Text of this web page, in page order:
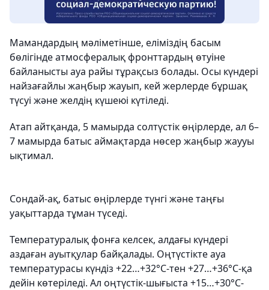
Мамандардың мәліметінше, еліміздің басым
бөлігінде атмосфералық фронттардың өтуіне
байланысты ауа райы тұрақсыз болады. Осы күндері
найзағайлы жаңбыр жауып, кей жерлерде бұршақ
түсуі және желдің күшеюі күтіледі.
Атап айтқанда, 5 мамырда солтүстік өңірлерде, ал 6–
7 мамырда батыс аймақтарда нөсер жаңбыр жаууы
ықтимал.
Сондай-ақ, батыс өңірлерде түнгі және таңғы
уақыттарда тұман түседі.
Температуралық фонға келсек, алдағы күндері
аздаған ауытқулар байқалады. Оңтүстікте ауа
температурасы күндіз +22…+32°C-тен +27…+36°C-қа
дейін көтеріледі. Ал оңтүстік-шығыста +15…+30°C-